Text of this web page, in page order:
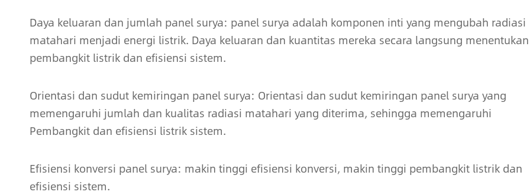
Daya keluaran dan jumlah panel surya: panel surya adalah komponen inti yang mengubah radiasi
matahari menjadi energi listrik. Daya keluaran dan kuantitas mereka secara langsung menentukan
pembangkit listrik dan efisiensi sistem.
Orientasi dan sudut kemiringan panel surya: Orientasi dan sudut kemiringan panel surya yang
memengaruhi jumlah dan kualitas radiasi matahari yang diterima, sehingga memengaruhi
Pembangkit dan efisiensi listrik sistem.
Efisiensi konversi panel surya: makin tinggi efisiensi konversi, makin tinggi pembangkit listrik dan
efisiensi sistem.